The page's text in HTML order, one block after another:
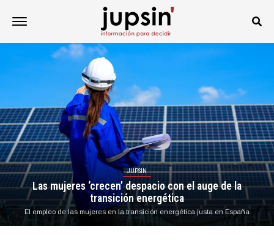
JUPSIN
Las mujeres ‘crecen’ despacio con el auge de la
transición energética
El empleo de las mujeres en la transición energética justa en España